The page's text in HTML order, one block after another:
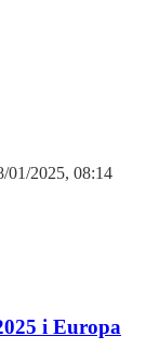
01/2025, 08:14
i Europa